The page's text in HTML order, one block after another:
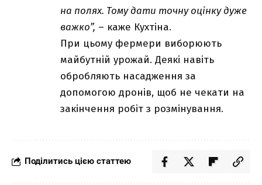
на полях. Тому дати точну оцінку дуже
важко”, – каже Кухтіна.
При цьому фермери виборюють
майбутній урожай. Деякі навіть
обробляють насадження за
допомогою дронів, щоб не чекати на
закінчення робіт з розмінування.
Поділитись цією статтею